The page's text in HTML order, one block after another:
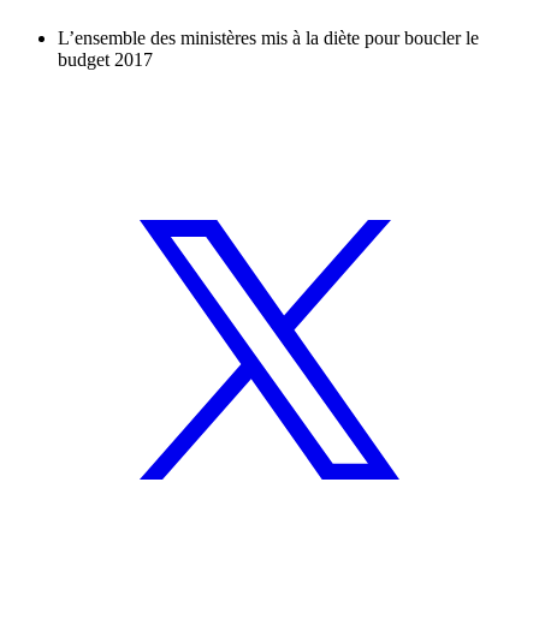
L’ensemble des ministères mis à la diète pour boucler le
budget 2017